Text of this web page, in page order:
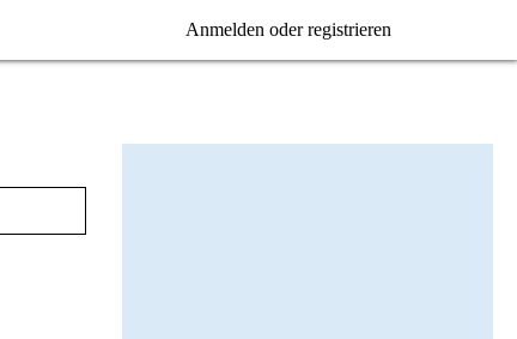
Anmelden oder registrieren